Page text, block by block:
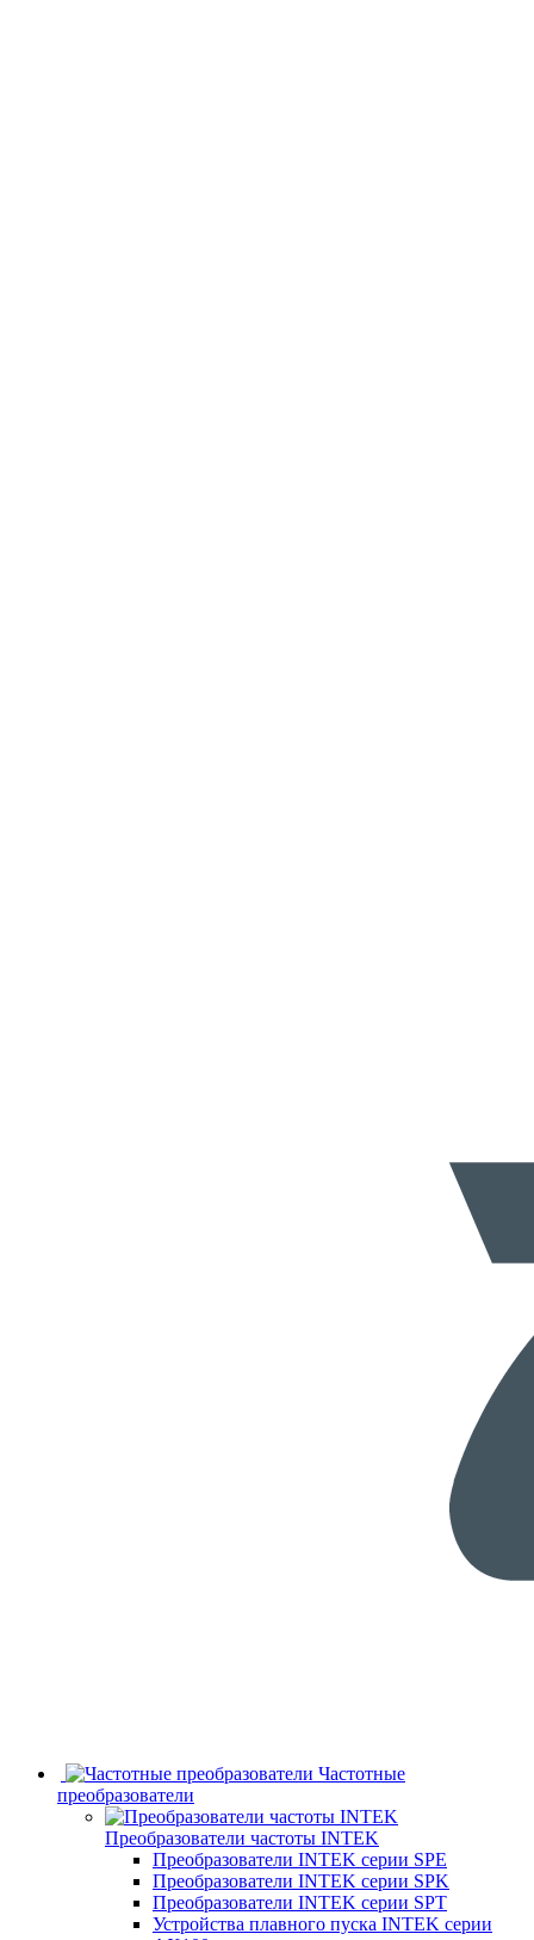
Частотные
преобразователи
Преобразователи частоты INTEK
Преобразователи INTEK серии SPE
Преобразователи INTEK серии SPK
Преобразователи INTEK серии SPT
Устройства плавного пуска INTEK серии